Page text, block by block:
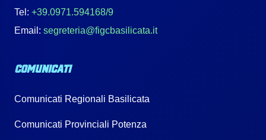
Tel: +39.0971.594168/9
Email: segreteria@figcbasilicata.it
COMUNICATI
Comunicati Regionali Basilicata
Comunicati Provinciali Potenza